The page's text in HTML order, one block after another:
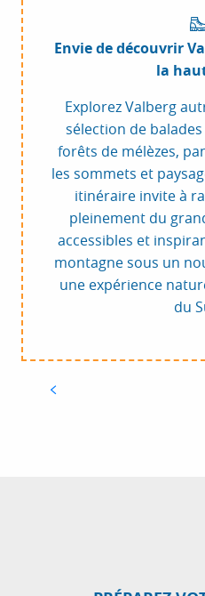
Envie de découvrir
la
Explorez Valberg
sélection de
forêts de mélèzes,
les sommets et
itinéraire invite à
pleinement du
accessibles et
montagne sous un
une expérience
du
TÊTE
Au-dessus de Péone,